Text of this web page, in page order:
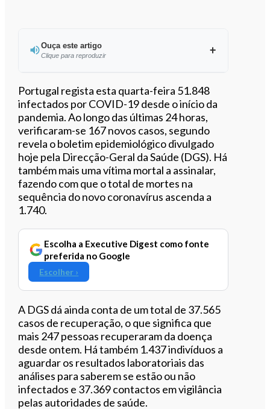
Ouça este artigo
Clique para reproduzir
Ouvir este artigo
Portugal regista esta quarta-feira 51.848
infectados por COVID-19 desde o início da
pandemia. Ao longo das últimas 24 horas,
verificaram-se 167 novos casos, segundo
revela o boletim epidemiológico divulgado
hoje pela Direcção-Geral da Saúde (DGS). Há
também mais uma vítima mortal a assinalar,
fazendo com que o total de mortes na
sequência do novo coronavírus ascenda a
1.740.
Escolha a Executive Digest como fonte
preferida no Google
Escolher ›
A DGS dá ainda conta de um total de 37.565
casos de recuperação, o que significa que
mais 247 pessoas recuperaram da doença
desde ontem. Há também 1.437 indivíduos a
aguardar os resultados laboratoriais das
análises para saberem se estão ou não
infectados e 37.369 contactos em vigilância
pelas autoridades de saúde.